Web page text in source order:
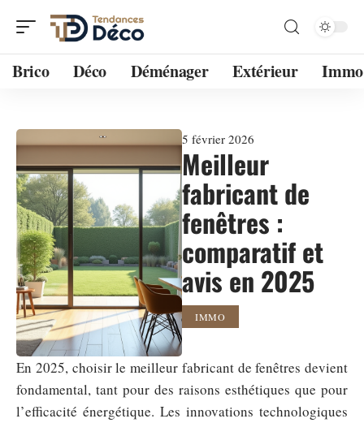
Brico Déco Déménager Extérieur Immo
5 février 2026
Meilleur
fabricant de
fenêtres :
comparatif et
avis en 2025
IMMO
En 2025, choisir le meilleur fabricant de fenêtres devient
fondamental, tant pour des raisons esthétiques que pour
l’efficacité énergétique. Les innovations technologiques